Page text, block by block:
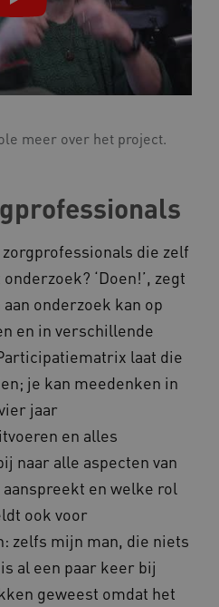
meer over het project.
die zelf
‘Doen!’, zegt
onderzoek kan op
en in verschillende
laat die
je kan meedenken in
jaar
en alles
naar alle aspecten van
en welke rol
ook voor
zelfs mijn man, die niets
al een paar keer bij
geweest omdat het
www.kennispleingehandicaptensector.nl
Microsoft Corporation
.www.kennispleingehandicaptensector.nl
Provider / Domein
Google LLC
.kennispleingehandicaptensector.nl
Provider/ Domein
Google
.kennispleingehandicaptensector.nl
www.kennispleingehandicaptensector.nl